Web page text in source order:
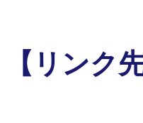
【リンク